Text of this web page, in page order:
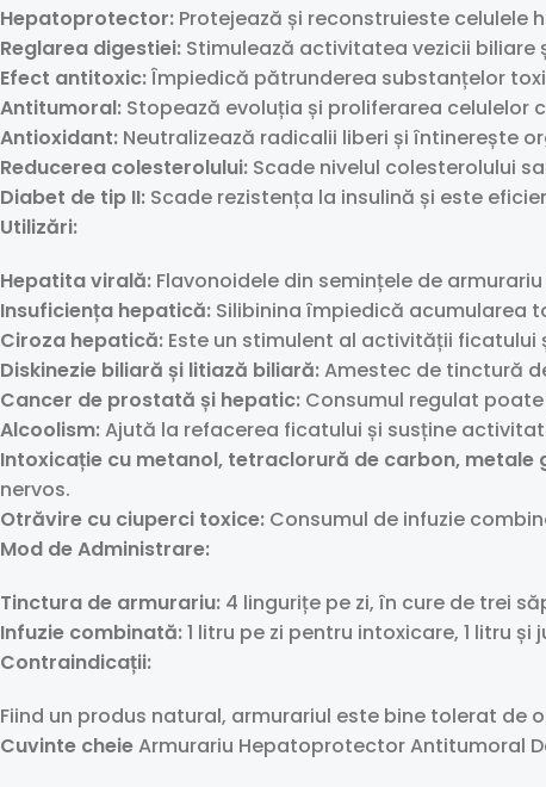
Hepatoprotector: Protejează și reconstruieste celulele
Reglarea digestiei: Stimulează activitatea vezicii
Efect antitoxic:Împiedică pătrunderea substanțelor
Antitumoral: Stopează evoluția și proliferarea celulelor
Antioxidant: Neutralizează radicalii liberi și întinerește
Reducerea colesterolului: Scade nivelul colesterolului
Diabet de tip II: Scade rezistența la insulină și este
Utilizări:
Hepatita virală: Flavonoidele din semințele de
Insuficiența hepatică: Silibinina împiedică acumularea
Ciroza hepatică: Este un stimulent al activității
Diskinezie biliară și litiază biliară:Amestec de tinctură
Cancer de prostată și hepatic: Consumul regulat
Alcoolism:Ajută la refacerea ficatului și susține
Intoxicație cu metanol, tetraclorură de carbon, metale
nervos.
Otrăvire cu ciuperci toxice: Consumul de infuzie
Mod de Administrare:
Tinctura de armurariu: 4 lingurițe pe zi, în cure de trei
Infuzie combinată:1 litru pe zi pentru intoxicare, 1 litru
Contraindicații:
Fiind un produs natural, armurariul este bine tolerat de
Cuvinte cheieArmurariu Hepatoprotector Antitumoral